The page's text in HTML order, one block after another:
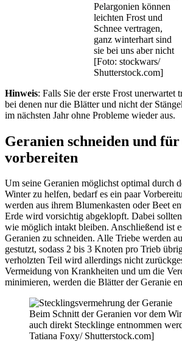
Pelargonien können
leichten Frost und
Schnee vertragen,
ganz winterhart sind
sie bei uns aber nicht
[Foto: stockwars/
Shutterstock.com]
Hinweis: Falls Sie der erste Frost unerwartet
bei denen nur die Blätter und nicht der
im nächsten Jahr ohne Probleme wieder aus.
Geranien schneiden und
vorbereiten
Um seine Geranien möglichst optimal durch
Winter zu helfen, bedarf es ein paar
werden aus ihrem Blumenkasten oder Beet
Erde wird vorsichtig abgeklopft. Dabei
wie möglich intakt bleiben. Anschließend ist
Geranien zu schneiden. Alle Triebe werden
gestutzt, sodass 2 bis 3 Knoten pro Trieb
verholzten Teil wird allerdings nicht
Vermeidung von Krankheiten und um die
minimieren, werden die Blätter der Geranie
Beim Schnitt der Geranien vor dem
auch direkt Stecklinge entnommen
Tatiana Foxy/ Shutterstock.com]